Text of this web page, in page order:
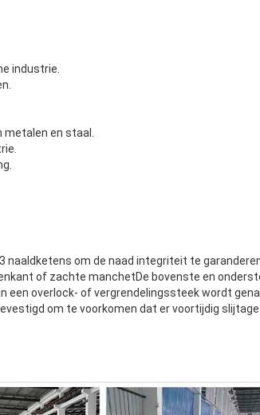
industrie.
en staal.
naaldketens om de naad integriteit te
of zachte manchetDe bovenste en
een overlock- of vergrendelingssteek wordt
om te voorkomen dat er voortijdig